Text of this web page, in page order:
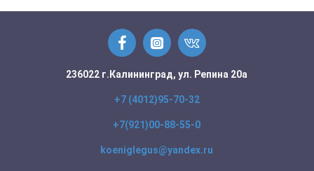
236022 г.Калининград, ул. Репина 20а
+7 (4012)95-70-32
+7(921)00-88-55-0
koeniglegus@yandex.ru